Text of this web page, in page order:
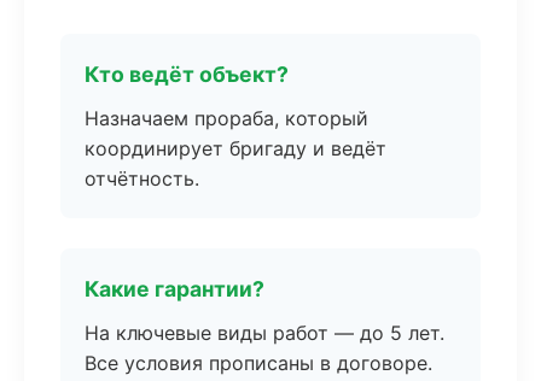
Кто ведёт объект?
Назначаем прораба, который
координирует бригаду и ведёт
отчётность.
Какие гарантии?
На ключевые виды работ — до 5 лет.
Все условия прописаны в договоре.